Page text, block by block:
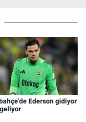
Ederson gidiyor